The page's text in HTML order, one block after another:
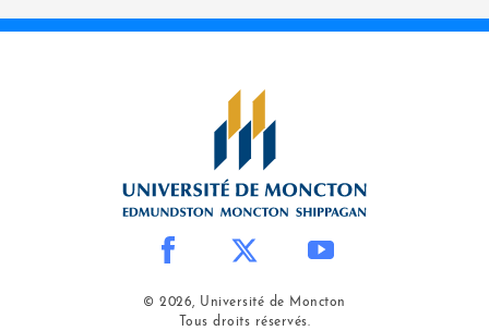
© 2026, Université de Moncton
Tous droits réservés.